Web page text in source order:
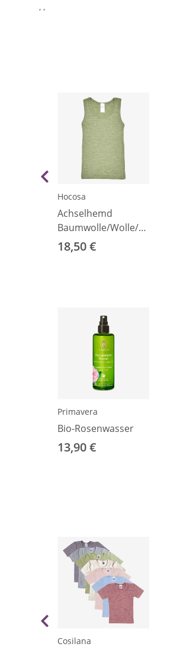
, ,
Hocosa
Achselhemd
Baumwolle/Wolle/Seide
grün meliert 92
18,50 €
Primavera
Bio-Rosenwasser
13,90 €
Cosilana